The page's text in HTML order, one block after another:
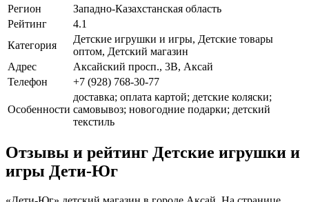
Регион
Западно-Казахстанская область
Рейтинг
4.1
Категория
Детские игрушки и игры, Детские товары
оптом, Детский магазин
Адрес
Аксайский просп., 3В, Аксай
Телефон
+7 (928) 768-30-77
Особенности
доставка; оплата картой; детские коляски;
самовывоз; новогодние подарки; детский
текстиль
Отзывы и рейтинг Детские игрушки и
игры Дети-Юг